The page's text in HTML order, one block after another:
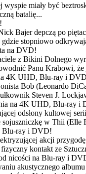
miały być
batalię...
Bajer depczą po
stopniowo
na DVD!
z Bikini Dolnego
Panu Krabowi,
4K UHD, Blu-ray i
Bob (Leonardo
Steven J.
na 4K UHD, Blu-ray i
odsłony kultowej
w Thii (Elle
Blu-ray i DVD!
akcji
kontakt ze
nicości na Blu-ray i
akustycznego